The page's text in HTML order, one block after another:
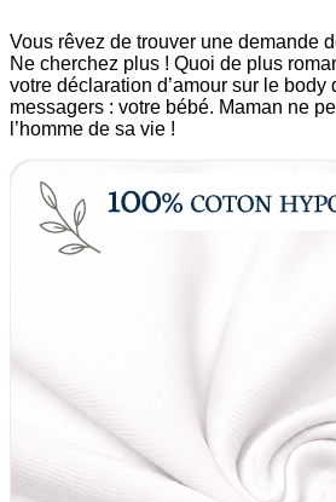
Vous rêvez de trouver une demande
Ne cherchez plus ! Quoi de plus
votre déclaration d’amour sur le body
messagers : votre bébé. Maman ne
l’homme de sa vie !